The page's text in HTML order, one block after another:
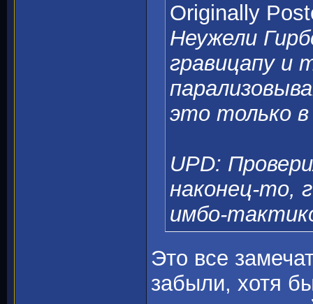
Originally
Неужели
гравицапу и
это только в
UPD:
наконец-то,
имбо-
Это все
забыли, хотя